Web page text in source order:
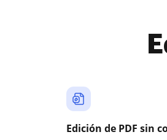
Edición de PDF sin